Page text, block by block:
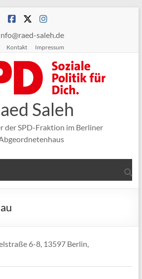
saleh.de
Kontakt Impressum
Saleh
der SPD-Fraktion im Berliner
6-8, 13597 Berlin,